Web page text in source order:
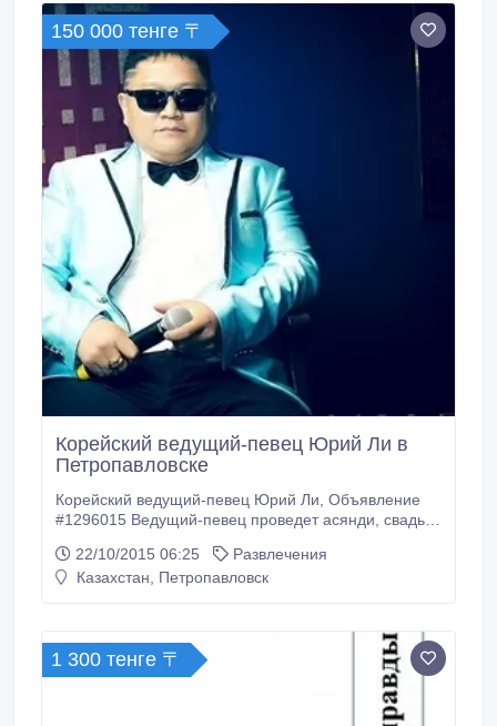
150 000 тенге 〒
Корейский ведущий-певец Юрий Ли в
Петропавловске
Корейский ведущий-певец Юрий Ли, Объявление
#1296015 Ведущий-певец проведет асянди, свадьбу
корейском стиле. Корейские танцы, корейская
певица. Традиции и обычаи..
22/10/2015 06:25
Развлечения
Казахстан, Петропавловск
1 300 тенге 〒